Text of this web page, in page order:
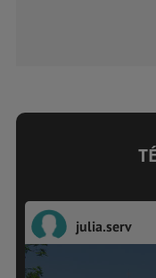
julia.serv